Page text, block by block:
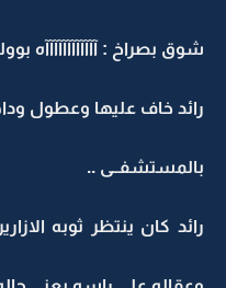
شوق بصراخ : آآآآآآآآآآآآه
رائد خاف عليها وعطول
بالمستشفــى ..
رائد كان ينتظر ثوبه